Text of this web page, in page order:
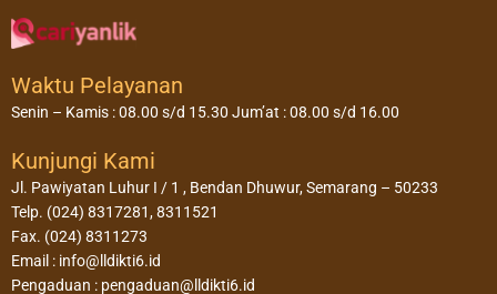
Waktu Pelayanan
Senin – Kamis : 08.00 s/d 15.30 Jum’at : 08.00 s/d 16.00
Kunjungi Kami
Jl. Pawiyatan Luhur I / 1 , Bendan Dhuwur, Semarang – 50233
Telp. (024) 8317281, 8311521
Fax. (024) 8311273
Email : info@lldikti6.id
Pengaduan : pengaduan@lldikti6.id